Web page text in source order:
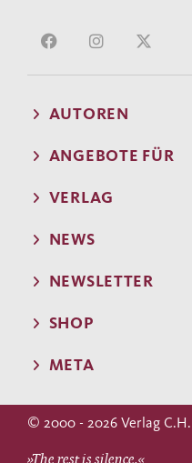
AUTOREN
ANGEBOTE FÜR
VERLAG
NEWS
NEWSLETTER
SHOP
META
© 2000 - 2026 Verlag
»The rest is silence.«